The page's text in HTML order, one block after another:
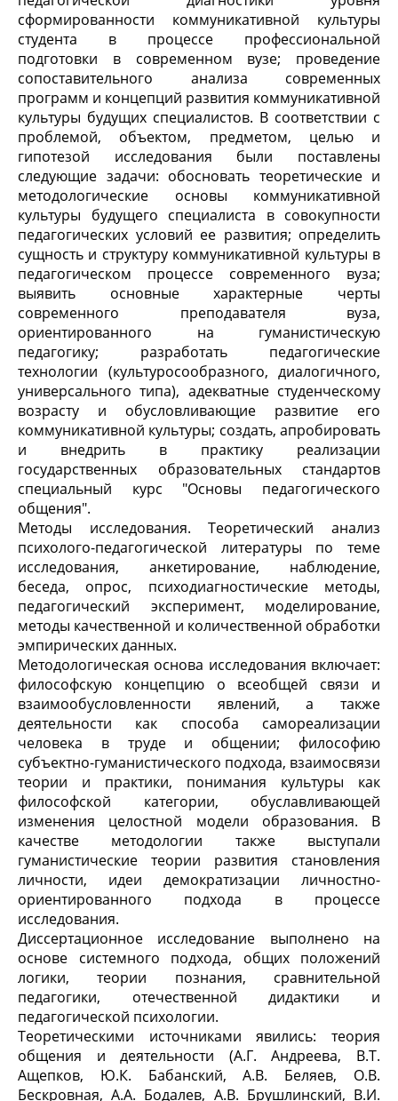
сформированности коммуникативной культуры
студента в процессе профессиональной
подготовки в современном вузе; проведение
сопоставительного анализа современных
программ и концепций развития коммуникативной
культуры будущих специалистов. В соответствии с
проблемой, объектом, предметом, целью и
гипотезой исследования были поставлены
следующие задачи: обосновать теоретические и
методологические основы коммуникативной
культуры будущего специалиста в совокупности
педагогических условий ее развития; определить
сущность и структуру коммуникативной культуры в
педагогическом процессе современного вуза;
выявить основные характерные черты
современного преподавателя вуза,
ориентированного на гуманистическую
педагогику; разработать педагогические
технологии (культуросообразного, диалогичного,
универсального типа), адекватные студенческому
возрасту и обусловливающие развитие его
коммуникативной культуры; создать, апробировать
и внедрить в практику реализации
государственных образовательных стандартов
специальный курс "Основы педагогического
общения".
Методы исследования. Теоретический анализ
психолого-педагогической литературы по теме
исследования, анкетирование, наблюдение,
беседа, опрос, психодиагностические методы,
педагогический эксперимент, моделирование,
методы качественной и количественной обработки
эмпирических данных.
Методологическая основа исследования включает:
философскую концепцию о всеобщей связи и
взаимообусловленности явлений, а также
деятельности как способа самореализации
человека в труде и общении; философию
субъектно-гуманистического подхода, взаимосвязи
теории и практики, понимания культуры как
философской категории, обуславливающей
изменения целостной модели образования. В
качестве методологии также выступали
гуманистические теории развития становления
личности, идеи демократизации личностно-
ориентированного подхода в процессе
исследования.
Диссертационное исследование выполнено на
основе системного подхода, общих положений
логики, теории познания, сравнительной
педагогики, отечественной дидактики и
педагогической психологии.
Теоретическими источниками явились: теория
общения и деятельности (А.Г. Андреева, В.Т.
Ащепков, Ю.К. Бабанский, А.В. Беляев, О.В.
Бескровная, А.А. Бодалев, А.В. Брушлинский, В.И.